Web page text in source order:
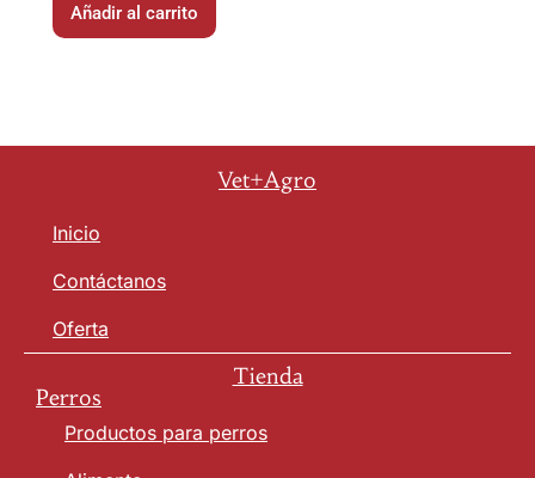
Añadir al carrito
Vet+Agro
Inicio
Contáctanos
Oferta
Tienda
Perros
Productos para perros